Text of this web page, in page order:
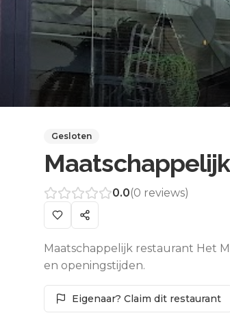
Gesloten
0.0(0 reviews)
Maatschappelijk restaurant Het
en openingstijden.
Eigenaar? Claim dit restaurant